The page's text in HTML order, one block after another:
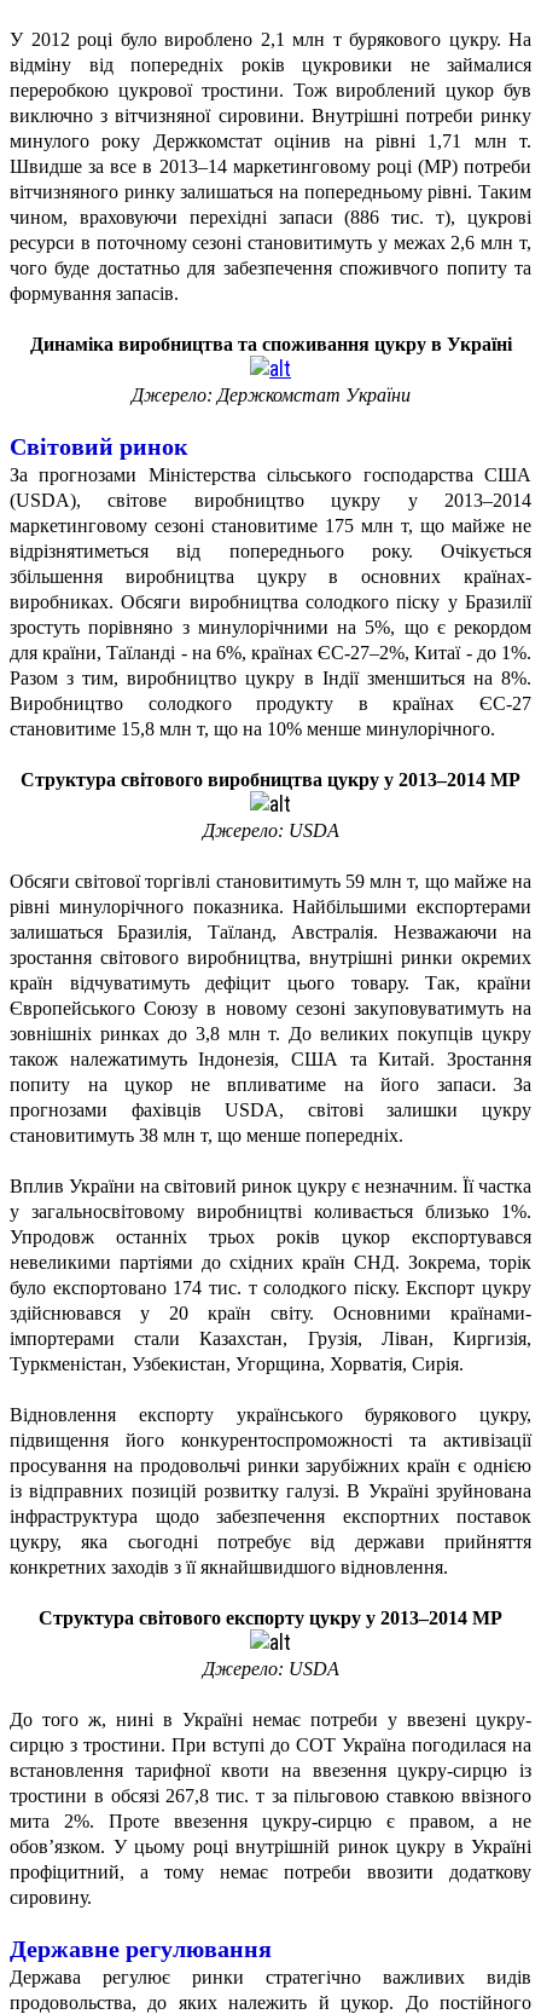
У 2012 році було вироблено 2,1 млн т бурякового цукру. На
відміну від попередніх років цукровики не займалися
переробкою цукрової тростини. Тож вироблений цукор був
виключно з вітчизняної сировини. Внутрішні потреби ринку
минулого року Держкомстат оцінив на рівні 1,71 млн т.
Швидше за все в 2013–14 маркетинговому році (МР) потреби
вітчизняного ринку залишаться на попередньому рівні. Таким
чином, враховуючи перехідні запаси (886 тис. т), цукрові
ресурси в поточному сезоні становитимуть у межах 2,6 млн т,
чого буде достатньо для забезпечення споживчого попиту та
формування запасів.
Динаміка виробництва та споживання цукру в Україні
Джерело: Держкомстат України
Світовий ринок
За прогнозами Міністерства сільського господарства США
(USDA), світове виробництво цукру у 2013–2014
маркетинговому сезоні становитиме 175 млн т, що майже не
відрізнятиметься від попереднього року. Очікується
збільшення виробництва цукру в основних країнах-
виробниках. Обсяги виробництва солодкого піску у Бразилії
зростуть порівняно з минулорічними на 5%, що є рекордом
для країни, Таїланді - на 6%, країнах ЄС-27–2%, Китаї - до 1%.
Разом з тим, виробництво цукру в Індії зменшиться на 8%.
Виробництво солодкого продукту в країнах ЄС-27
становитиме 15,8 млн т, що на 10% менше минулорічного.
Структура світового виробництва цукру у 2013–2014 МР
Джерело: USDA
Обсяги світової торгівлі становитимуть 59 млн т, що майже на
рівні минулорічного показника. Найбільшими експортерами
залишаться Бразилія, Таїланд, Австралія. Незважаючи на
зростання світового виробництва, внутрішні ринки окремих
країн відчуватимуть дефіцит цього товару. Так, країни
Європейського Союзу в новому сезоні закуповуватимуть на
зовнішніх ринках до 3,8 млн т. До великих покупців цукру
також належатимуть Індонезія, США та Китай. Зростання
попиту на цукор не впливатиме на його запаси. За
прогнозами фахівців USDA, світові залишки цукру
становитимуть 38 млн т, що менше попередніх.
Вплив України на світовий ринок цукру є незначним. Її частка
у загальносвітовому виробництві коливається близько 1%.
Упродовж останніх трьох років цукор експортувався
невеликими партіями до східних країн СНД. Зокрема, торік
було експортовано 174 тис. т солодкого піску. Експорт цукру
здійснювався у 20 країн світу. Основними країнами-
імпортерами стали Казахстан, Грузія, Ліван, Киргизія,
Туркменістан, Узбекистан, Угорщина, Хорватія, Сирія.
Відновлення експорту українського бурякового цукру,
підвищення його конкурентоспроможності та активізації
просування на продовольчі ринки зарубіжних країн є однією
із відправних позицій розвитку галузі. В Україні зруйнована
інфраструктура щодо забезпечення експортних поставок
цукру, яка сьогодні потребує від держави прийняття
конкретних заходів з її якнайшвидшого відновлення.
Структура світового експорту цукру у 2013–2014 МР
Джерело: USDA
До того ж, нині в Україні немає потреби у ввезені цукру-
сирцю з тростини. При вступі до СОТ Україна погодилася на
встановлення тарифної квоти на ввезення цукру-сирцю із
тростини в обсязі 267,8 тис. т за пільговою ставкою ввізного
мита 2%. Проте ввезення цукру-сирцю є правом, а не
обов’язком. У цьому році внутрішній ринок цукру в Україні
профіцитний, а тому немає потреби ввозити додаткову
сировину.
Державне регулювання
Держава регулює ринки стратегічно важливих видів
продовольства, до яких належить й цукор. До постійного